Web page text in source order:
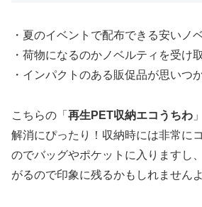
・夏のイベントで配布できる安いノ
・荷物になるのかノベルティを受け
・インパクトのある販促品が思いつ
こちらの「 再生PET収納エコうちわ
解消にぴったり！収納時には非常に
のでバッグやポケットに入りますし
がるので印象に残るかもしれません